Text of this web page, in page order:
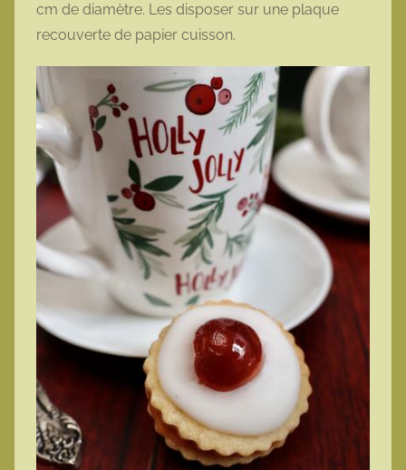
cm de diamètre. Les disposer sur une plaque
recouverte de papier cuisson.